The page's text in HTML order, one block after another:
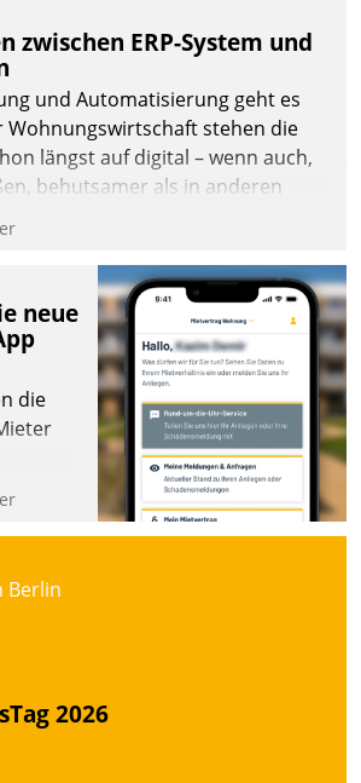
zwischen ERP-System und
und Automatisierung geht es
Wohnungswirtschaft stehen die
längst auf digital – wenn auch,
behutsamer als in anderen
neue
die
dem
Daten
Berlin
2026